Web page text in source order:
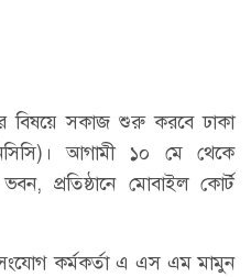
বিষয়ে সকাজ শুরু করবে ঢাকা
আগামী ১০ মে থেকে
প্রতিষ্ঠানে মোবাইল কোর্ট
কর্মকর্তা এ এস এম মামুন